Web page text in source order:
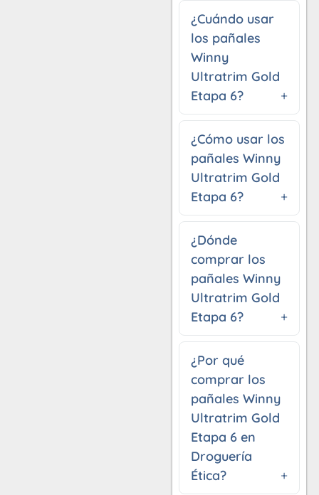
¿Cuándo usar
los pañales
Winny
Ultratrim Gold
Etapa 6?
¿Cómo usar los
pañales Winny
Ultratrim Gold
Etapa 6?
¿Dónde
comprar los
pañales Winny
Ultratrim Gold
Etapa 6?
¿Por qué
comprar los
pañales Winny
Ultratrim Gold
Etapa 6 en
Droguería
Ética?